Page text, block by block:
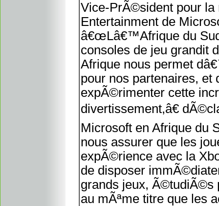
Vice-PrÃ©sident pour
Entertainment de
â€œLâ€™Afrique du
consoles de jeu grandit
Afrique nous permet
pour nos partenaires,
expÃ©rimenter cette
divertissement,â€
Microsoft en Afrique
nous assurer que les
expÃ©rience avec la
de disposer
grands jeux, Ã©tudiÃ©s
au mÃªme titre que les